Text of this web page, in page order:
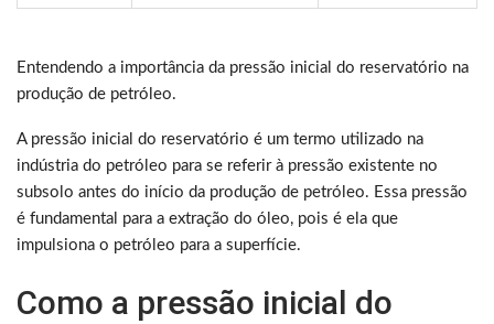
Entendendo a importância da pressão inicial do reservatório na
produção de petróleo.
A pressão inicial do reservatório é um termo utilizado na
indústria do petróleo para se referir à pressão existente no
subsolo antes do início da produção de petróleo. Essa pressão
é fundamental para a extração do óleo, pois é ela que
impulsiona o petróleo para a superfície.
Como a pressão inicial do